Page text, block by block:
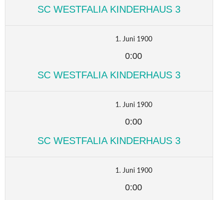
SC WESTFALIA KINDERHAUS 3
1. Juni 1900
0:00
SC WESTFALIA KINDERHAUS 3
1. Juni 1900
0:00
SC WESTFALIA KINDERHAUS 3
1. Juni 1900
0:00